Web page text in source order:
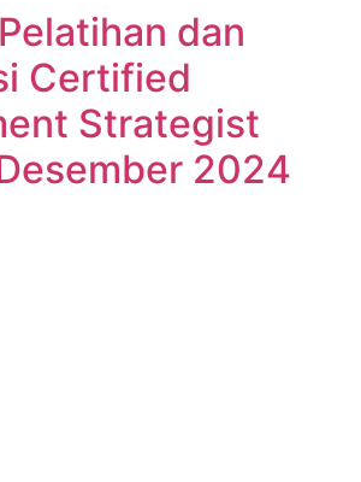
dan
Certified
Strategist
2024